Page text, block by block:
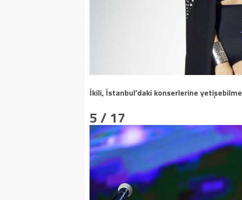
İkili, İstanbul’daki konserlerine
5 / 17